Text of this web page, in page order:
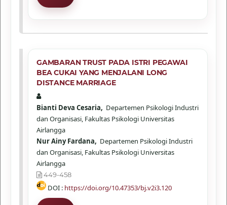
GAMBARAN TRUST PADA ISTRI PEGAWAI
BEA CUKAI YANG MENJALANI LONG
DISTANCE MARRIAGE
Bianti Deva Cesaria, Departemen Psikologi Industri
dan Organisasi, Fakultas Psikologi Universitas
Airlangga
Nur Ainy Fardana, Departemen Psikologi Industri
dan Organisasi, Fakultas Psikologi Universitas
Airlangga
449-458
DOI : https://doi.org/10.47353/bj.v2i3.120